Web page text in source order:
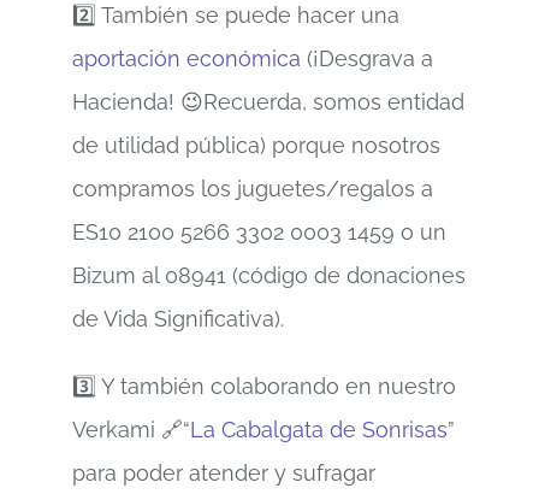
2️⃣ También se puede hacer una
aportación económica (¡Desgrava a
Hacienda! 😉Recuerda, somos entidad
de utilidad pública) porque nosotros
compramos los juguetes/regalos a
ES10 2100 5266 3302 0003 1459 o un
Bizum al 08941 (código de donaciones
de Vida Significativa).
3️⃣ Y también colaborando en nuestro
Verkami 🔗“La Cabalgata de Sonrisas”
para poder atender y sufragar